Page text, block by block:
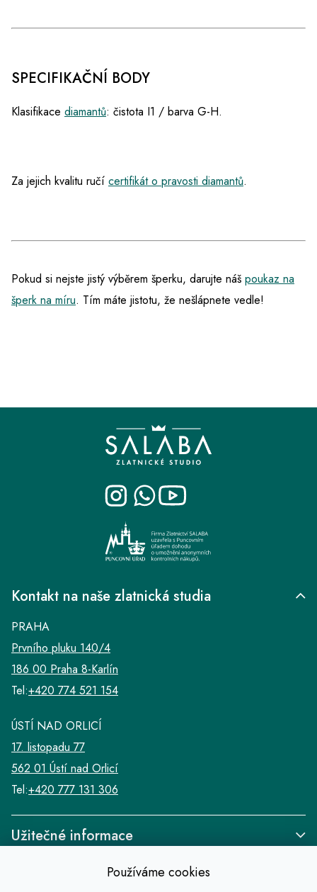
Používáme cookies
SPECIFIKAČNÍ BODY
Klasifikace diamantů: čistota I1 / barva G-H.
Za jejich kvalitu ručí certifikát o pravosti diamantů.
Pokud si nejste jistý výběrem šperku, darujte náš poukaz na
šperk na míru. Tím máte jistotu, že nešlápnete vedle!
Užitečné informace
Kontakt na naše zlatnická studia
PRAHA
Prvního pluku 140/4
186 00 Praha 8-Karlín
Tel:+420 774 521 154
ÚSTÍ NAD ORLICÍ
17. listopadu 77
562 01 Ústí nad Orlicí
Tel:+420 777 131 306